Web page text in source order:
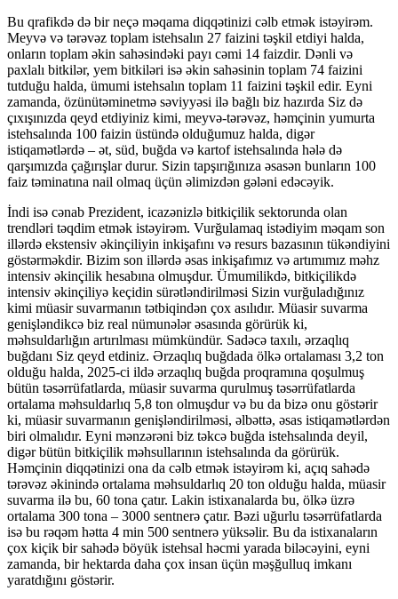
Bu qrafikdə də bir neçə məqama diqqətinizi cəlb etmək istəyirəm.
Meyvə və tərəvəz toplam istehsalın 27 faizini təşkil etdiyi halda,
onların toplam əkin sahəsindəki payı cəmi 14 faizdir. Dənli və
paxlalı bitkilər, yem bitkiləri isə əkin sahəsinin toplam 74 faizini
tutduğu halda, ümumi istehsalın toplam 11 faizini təşkil edir. Eyni
zamanda, özünütəminetmə səviyyəsi ilə bağlı biz hazırda Siz də
çıxışınızda qeyd etdiyiniz kimi, meyvə-tərəvəz, həmçinin yumurta
istehsalında 100 faizin üstündə olduğumuz halda, digər
istiqamətlərdə – ət, süd, buğda və kartof istehsalında hələ də
qarşımızda çağırışlar durur. Sizin tapşırığınıza əsasən bunların 100
faiz təminatına nail olmaq üçün əlimizdən gələni edəcəyik.
İndi isə cənab Prezident, icazənizlə bitkiçilik sektorunda olan
trendləri təqdim etmək istəyirəm. Vurğulamaq istədiyim məqam son
illərdə ekstensiv əkinçiliyin inkişafını və resurs bazasının tükəndiyini
göstərməkdir. Bizim son illərdə əsas inkişafımız və artımımız məhz
intensiv əkinçilik hesabına olmuşdur. Ümumilikdə, bitkiçilikdə
intensiv əkinçiliyə keçidin sürətləndirilməsi Sizin vurğuladığınız
kimi müasir suvarmanın tətbiqindən çox asılıdır. Müasir suvarma
genişləndikcə biz real nümunələr əsasında görürük ki,
məhsuldarlığın artırılması mümkündür. Sadəcə taxılı, ərzaqlıq
buğdanı Siz qeyd etdiniz. Ərzaqlıq buğdada ölkə ortalaması 3,2 ton
olduğu halda, 2025-ci ildə ərzaqlıq buğda proqramına qoşulmuş
bütün təsərrüfatlarda, müasir suvarma qurulmuş təsərrüfatlarda
ortalama məhsuldarlıq 5,8 ton olmuşdur və bu da bizə onu göstərir
ki, müasir suvarmanın genişləndirilməsi, əlbəttə, əsas istiqamətlərdən
biri olmalıdır. Eyni mənzərəni biz təkcə buğda istehsalında deyil,
digər bütün bitkiçilik məhsullarının istehsalında da görürük.
Həmçinin diqqətinizi ona da cəlb etmək istəyirəm ki, açıq sahədə
tərəvəz əkinində ortalama məhsuldarlıq 20 ton olduğu halda, müasir
suvarma ilə bu, 60 tona çatır. Lakin istixanalarda bu, ölkə üzrə
ortalama 300 tona – 3000 sentnerə çatır. Bəzi uğurlu təsərrüfatlarda
isə bu rəqəm hətta 4 min 500 sentnerə yüksəlir. Bu da istixanaların
çox kiçik bir sahədə böyük istehsal həcmi yarada biləcəyini, eyni
zamanda, bir hektarda daha çox insan üçün məşğulluq imkanı
yaratdığını göstərir.